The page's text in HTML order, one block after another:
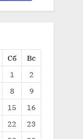
Сб
Вс
1
2
8
9
15
16
22
23